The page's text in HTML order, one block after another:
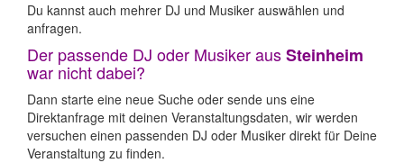
Du kannst auch mehrer DJ und Musiker auswählen und
anfragen.
Der passende DJ oder Musiker ausSteinheim
war nicht dabei?
Dann starte eine neue Suche oder sende uns eine
Direktanfrage mit deinen Veranstaltungsdaten, wir werden
versuchen einen passenden DJ oder Musiker direkt für Deine
Veranstaltung zu finden.